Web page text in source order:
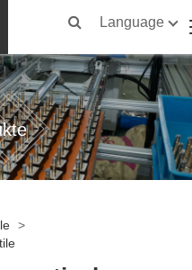
Language
>